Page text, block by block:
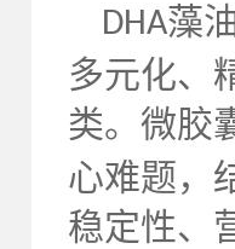
DHA藻
多元化、
类。微胶
心难题，
稳定性、